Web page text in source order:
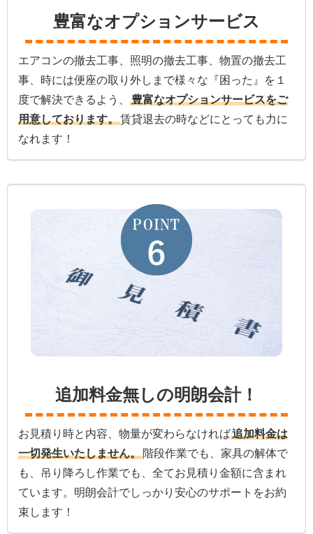
豊富なオプションサービス
エアコンの撤去工事、照明の撤去工事、物置の撤去工
事、時には便座の取り外しまで様々な『困った』を１
度で解決できるよう、
豊富なオプションサービスをご
用意しております。賃貸退去の時などにとっても力に
なれます！
追加料金無しの明朗会計！
お見積り時と内容、物量が変わらなければ追加料金は
一切発生いたしません。階段作業でも、家具の解体で
も、吊り降ろし作業でも、全てお見積り金額に含まれ
ています。明朗会計でしっかり安心のサポートをお約
束します！